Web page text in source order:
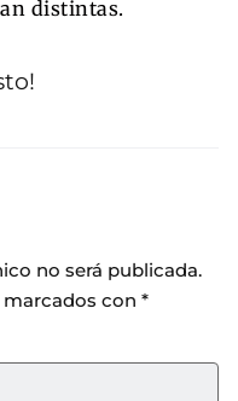
distintas.
no será publicada.
con *